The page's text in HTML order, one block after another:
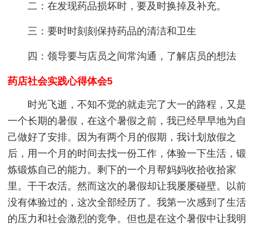
二：在发现药品损坏时，要及时换掉及补充。
三：要时时刻刻保持药品的清洁和卫生
四：领导要与店员之间常沟通，了解店员的想法
药店社会实践心得体会5
时光飞逝，不知不觉的就走完了大一的路程，又是
一个长期的暑假，在这个暑假之前，我已经早早地为自
己做好了安排。因为有两个月的假期，我计划放假之
后，用一个月的时间去找一份工作，体验一下生活，锻
炼锻炼自己的能力。剩下的一个月帮妈妈收拾收拾家
里。干干农活。然而这次的暑假却让我屡屡碰壁。以前
没有体验过的，这次全部经历了。我第一次感到了生活
的压力和社会激烈的竞争。但也是在这个暑假中让我明